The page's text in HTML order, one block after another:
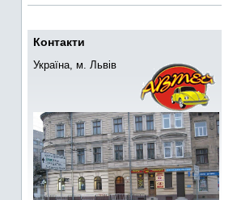
Контакти
Україна, м. Львів